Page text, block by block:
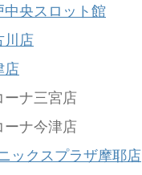
中央スロット館
川店
店
ーナ三宮店
ーナ今津店
ックスプラザ摩耶店